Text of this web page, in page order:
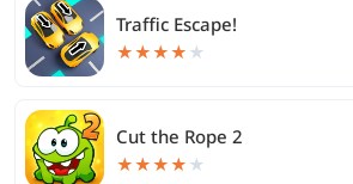
Traffic Escape!
★★★★ ★
Cut the Rope 2
★★★★ ★